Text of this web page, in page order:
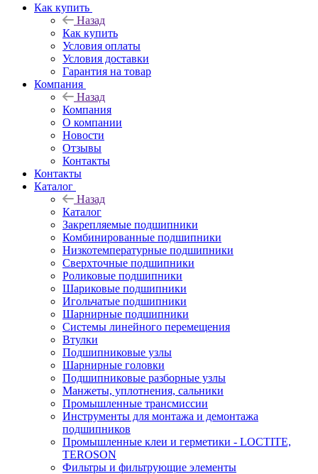
Как купить
Назад
Как купить
Условия оплаты
Условия доставки
Гарантия на товар
Компания
Назад
Компания
О компании
Новости
Отзывы
Контакты
Контакты
Каталог
Назад
Каталог
Закрепляемые подшипники
Комбинированные подшипники
Низкотемпературные подшипники
Сверхточные подшипники
Роликовые подшипники
Шариковые подшипники
Игольчатые подшипники
Шарнирные подшипники
Системы линейного перемещения
Втулки
Подшипниковые узлы
Шарнирные головки
Подшипниковые разборные узлы
Манжеты, уплотнения, сальники
Промышленные трансмиссии
Инструменты для монтажа и демонтажа
подшипников
Промышленные клеи и герметики - LOCTITE,
TEROSON
Фильтры и фильтрующие элементы